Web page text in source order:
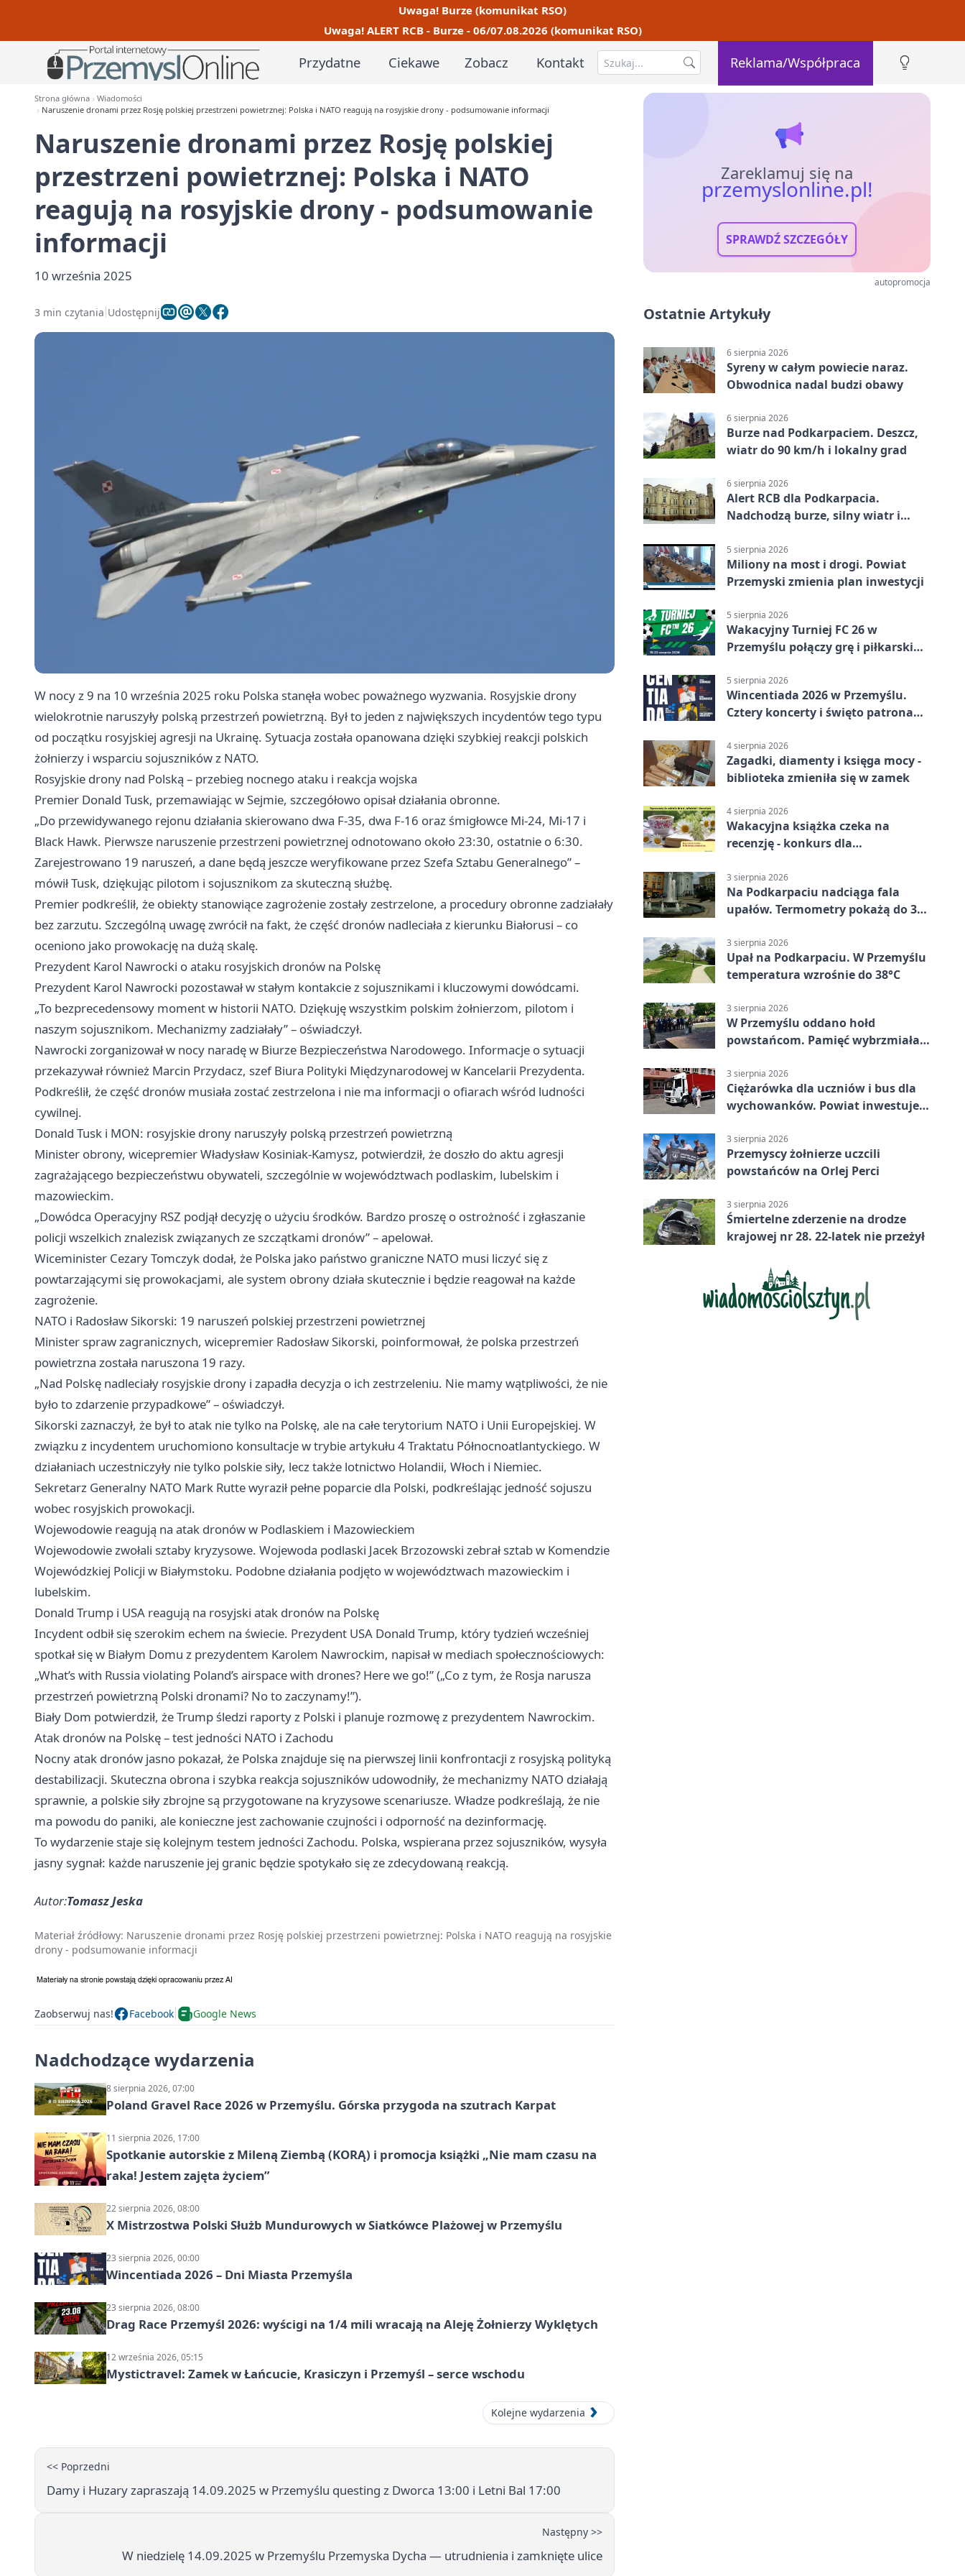
Uwaga! Burze (komunikat RSO)
Uwaga! ALERT RCB - Burze - 06/07.08.2026 (komunikat RSO)
Przydatne Ciekawe Zobacz Kontakt Reklama/Współpraca
Strona główna
Wiadomości
Naruszenie dronami przez Rosję polskiej przestrzeni powietrznej: Polska i NATO reagują na rosyjskie drony - podsumowanie informacji
Naruszenie dronami przez Rosję polskiej
przestrzeni powietrznej: Polska i NATO
reagują na rosyjskie drony - podsumowanie
informacji
10 września 2025
3 min czytania Udostępnij
W nocy z 9 na 10 września 2025 roku Polska stanęła wobec poważnego wyzwania. Rosyjskie drony
wielokrotnie naruszyły polską przestrzeń powietrzną. Był to jeden z największych incydentów tego typu
od początku rosyjskiej agresji na Ukrainę. Sytuacja została opanowana dzięki szybkiej reakcji polskich
żołnierzy i wsparciu sojuszników z NATO.
Rosyjskie drony nad Polską – przebieg nocnego ataku i reakcja wojska
Premier Donald Tusk, przemawiając w Sejmie, szczegółowo opisał działania obronne.
„Do przewidywanego rejonu działania skierowano dwa F-35, dwa F-16 oraz śmigłowce Mi-24, Mi-17 i
Black Hawk. Pierwsze naruszenie przestrzeni powietrznej odnotowano około 23:30, ostatnie o 6:30.
Zarejestrowano 19 naruszeń, a dane będą jeszcze weryfikowane przez Szefa Sztabu Generalnego” –
mówił Tusk, dziękując pilotom i sojusznikom za skuteczną służbę.
Premier podkreślił, że obiekty stanowiące zagrożenie zostały zestrzelone, a procedury obronne zadziałały
bez zarzutu. Szczególną uwagę zwrócił na fakt, że część dronów nadleciała z kierunku Białorusi – co
oceniono jako prowokację na dużą skalę.
Prezydent Karol Nawrocki o ataku rosyjskich dronów na Polskę
Prezydent Karol Nawrocki pozostawał w stałym kontakcie z sojusznikami i kluczowymi dowódcami.
„To bezprecedensowy moment w historii NATO. Dziękuję wszystkim polskim żołnierzom, pilotom i
naszym sojusznikom. Mechanizmy zadziałały” – oświadczył.
Nawrocki zorganizował w nocy naradę w Biurze Bezpieczeństwa Narodowego. Informacje o sytuacji
przekazywał również Marcin Przydacz, szef Biura Polityki Międzynarodowej w Kancelarii Prezydenta.
Podkreślił, że część dronów musiała zostać zestrzelona i nie ma informacji o ofiarach wśród ludności
cywilnej.
Donald Tusk i MON: rosyjskie drony naruszyły polską przestrzeń powietrzną
Minister obrony, wicepremier Władysław Kosiniak-Kamysz, potwierdził, że doszło do aktu agresji
zagrażającego bezpieczeństwu obywateli, szczególnie w województwach podlaskim, lubelskim i
mazowieckim.
„Dowódca Operacyjny RSZ podjął decyzję o użyciu środków. Bardzo proszę o ostrożność i zgłaszanie
policji wszelkich znalezisk związanych ze szczątkami dronów” – apelował.
Wiceminister Cezary Tomczyk dodał, że Polska jako państwo graniczne NATO musi liczyć się z
powtarzającymi się prowokacjami, ale system obrony działa skutecznie i będzie reagował na każde
zagrożenie.
NATO i Radosław Sikorski: 19 naruszeń polskiej przestrzeni powietrznej
Minister spraw zagranicznych, wicepremier Radosław Sikorski, poinformował, że polska przestrzeń
powietrzna została naruszona 19 razy.
„Nad Polskę nadleciały rosyjskie drony i zapadła decyzja o ich zestrzeleniu. Nie mamy wątpliwości, że nie
było to zdarzenie przypadkowe” – oświadczył.
Sikorski zaznaczył, że był to atak nie tylko na Polskę, ale na całe terytorium NATO i Unii Europejskiej. W
związku z incydentem uruchomiono konsultacje w trybie artykułu 4 Traktatu Północnoatlantyckiego. W
działaniach uczestniczyły nie tylko polskie siły, lecz także lotnictwo Holandii, Włoch i Niemiec.
Sekretarz Generalny NATO Mark Rutte wyraził pełne poparcie dla Polski, podkreślając jedność sojuszu
wobec rosyjskich prowokacji.
Wojewodowie reagują na atak dronów w Podlaskiem i Mazowieckiem
Wojewodowie zwołali sztaby kryzysowe. Wojewoda podlaski Jacek Brzozowski zebrał sztab w Komendzie
Wojewódzkiej Policji w Białymstoku. Podobne działania podjęto w województwach mazowieckim i
lubelskim.
Donald Trump i USA reagują na rosyjski atak dronów na Polskę
Incydent odbił się szerokim echem na świecie. Prezydent USA Donald Trump, który tydzień wcześniej
spotkał się w Białym Domu z prezydentem Karolem Nawrockim, napisał w mediach społecznościowych:
„What’s with Russia violating Poland’s airspace with drones? Here we go!” („Co z tym, że Rosja narusza
przestrzeń powietrzną Polski dronami? No to zaczynamy!”).
Biały Dom potwierdził, że Trump śledzi raporty z Polski i planuje rozmowę z prezydentem Nawrockim.
Atak dronów na Polskę – test jedności NATO i Zachodu
Nocny atak dronów jasno pokazał, że Polska znajduje się na pierwszej linii konfrontacji z rosyjską polityką
destabilizacji. Skuteczna obrona i szybka reakcja sojuszników udowodniły, że mechanizmy NATO działają
sprawnie, a polskie siły zbrojne są przygotowane na kryzysowe scenariusze. Władze podkreślają, że nie
ma powodu do paniki, ale konieczne jest zachowanie czujności i odporność na dezinformację.
To wydarzenie staje się kolejnym testem jedności Zachodu. Polska, wspierana przez sojuszników, wysyła
jasny sygnał: każde naruszenie jej granic będzie spotykało się ze zdecydowaną reakcją.
Autor:Tomasz Jeska
Materiał źródłowy: Naruszenie dronami przez Rosję polskiej przestrzeni powietrznej: Polska i NATO reagują na rosyjskie
drony - podsumowanie informacji
Zaobserwuj nas! Facebook Google News
Nadchodzące wydarzenia
8 sierpnia 2026, 07:00
Poland Gravel Race 2026 w Przemyślu. Górska przygoda na szutrach Karpat
11 sierpnia 2026, 17:00
Spotkanie autorskie z Mileną Ziembą (KORĄ) i promocja książki „Nie mam czasu na
raka! Jestem zajęta życiem”
22 sierpnia 2026, 08:00
X Mistrzostwa Polski Służb Mundurowych w Siatkówce Plażowej w Przemyślu
23 sierpnia 2026, 00:00
Wincentiada 2026 – Dni Miasta Przemyśla
23 sierpnia 2026, 08:00
Drag Race Przemyśl 2026: wyścigi na 1/4 mili wracają na Aleję Żołnierzy Wyklętych
12 września 2026, 05:15
Mystictravel: Zamek w Łańcucie, Krasiczyn i Przemyśl – serce wschodu
Kolejne wydarzenia
<< Poprzedni
Damy i Huzary zapraszają 14.09.2025 w Przemyślu questing z Dworca 13:00 i Letni Bal 17:00
Następny >>
W niedzielę 14.09.2025 w Przemyślu Przemyska Dycha — utrudnienia i zamknięte ulice
Zareklamuj się na
przemyslonline.pl!
SPRAWDŹ SZCZEGÓŁY
autopromocja
Ostatnie Artykuły
6 sierpnia 2026
Syreny w całym powiecie naraz.
Obwodnica nadal budzi obawy
6 sierpnia 2026
Burze nad Podkarpaciem. Deszcz,
wiatr do 90 km/h i lokalny grad
6 sierpnia 2026
Alert RCB dla Podkarpacia.
Nadchodzą burze, silny wiatr i
5 sierpnia 2026
Miliony na most i drogi. Powiat
Przemyski zmienia plan inwestycji
5 sierpnia 2026
Wakacyjny Turniej FC 26 w
Przemyślu połączy grę i piłkarski
5 sierpnia 2026
Wincentiada 2026 w Przemyślu.
Cztery koncerty i święto patrona
4 sierpnia 2026
Zagadki, diamenty i księga mocy -
biblioteka zmieniła się w zamek
4 sierpnia 2026
Wakacyjna książka czeka na
recenzję - konkurs dla
3 sierpnia 2026
Na Podkarpaciu nadciąga fala
upałów. Termometry pokażą do 36
3 sierpnia 2026
Upał na Podkarpaciu. W Przemyślu
temperatura wzrośnie do 38°C
3 sierpnia 2026
W Przemyślu oddano hołd
powstańcom. Pamięć wybrzmiała
3 sierpnia 2026
Ciężarówka dla uczniów i bus dla
wychowanków. Powiat inwestuje
3 sierpnia 2026
Przemyscy żołnierze uczcili
powstańców na Orlej Perci
3 sierpnia 2026
Śmiertelne zderzenie na drodze
krajowej nr 28. 22-latek nie przeżył